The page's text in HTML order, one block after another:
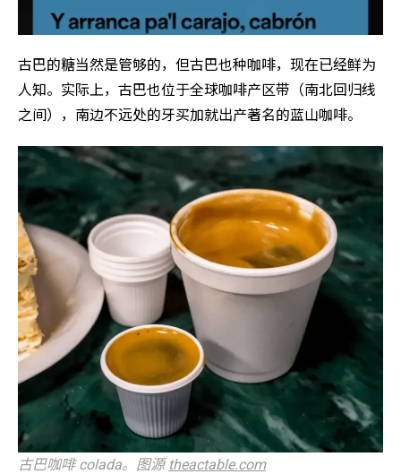
古巴的糖当然是管够的，但古巴也种咖啡，现在已经鲜为
人知。实际上，古巴也位于全球咖啡产区带（南北回归线
之间），南边不远处的牙买加就出产著名的蓝山咖啡。
古巴咖啡 colada。图源 theactable.com